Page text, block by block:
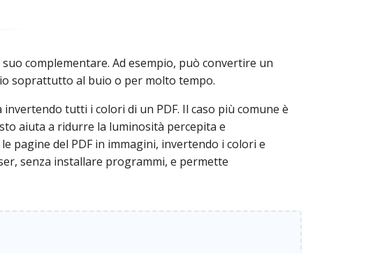
complementare. Ad esempio, può convertire un
soprattutto al buio o per molto tempo.
tutti i colori di un PDF. Il caso più comune è
aiuta a ridurre la luminosità percepita e
pagine del PDF in immagini, invertendo i colori e
senza installare programmi, e permette